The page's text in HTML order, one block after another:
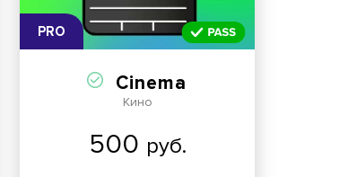
PRO
Cinema
Кино
500 руб.